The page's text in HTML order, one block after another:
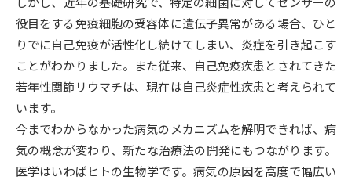
先輩が入学を決めた理由 テレメール全国一斉進学調査
新生活お役立ちガイド
学問発見 学問検索
役目をする免疫細胞の受容体に遺伝子異常がある場合、ひと
りでに自己免疫が活性化し続けてしまい、炎症を引き起こす
ことがわかりました。また従来、自己免疫疾患とされてきた
若年性関節リウマチは、現在は自己炎症性疾患と考えられて
います。
今までわからなかった病気のメカニズムを解明できれば、病
気の概念が変わり、新たな治療法の開発にもつながります。
医学はいわばヒトの生物学です。病気の原因を高度で幅広い